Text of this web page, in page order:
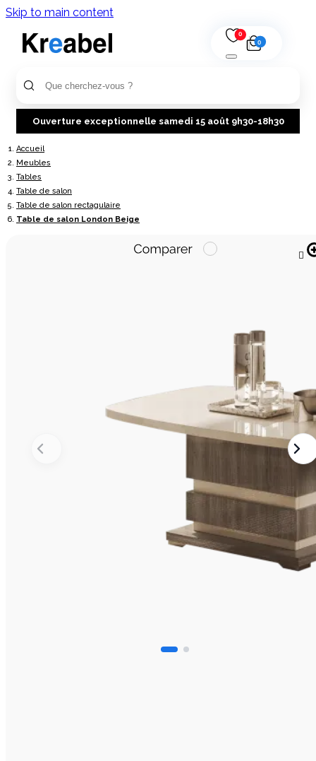
Skip to main content
0
0
Ouverture exceptionnelle samedi 15 août 9h30-18h30
Accueil
Meubles
Tables
Table de salon
Table de salon rectagulaire
Table de salon London Beige
